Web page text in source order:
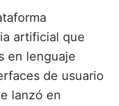
artificial que
en lenguaje
de usuario
lanzó en